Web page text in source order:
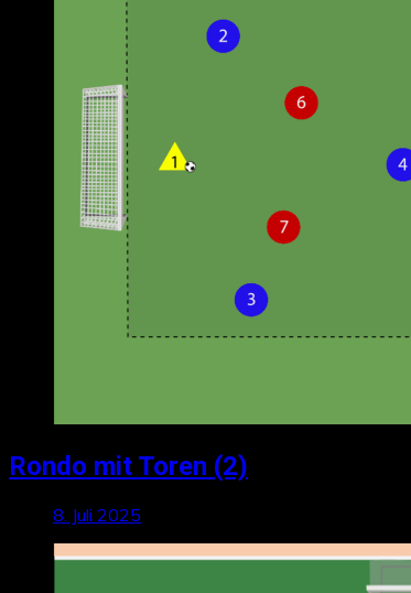
Rondo mit Toren (2)
8. Juli 2025